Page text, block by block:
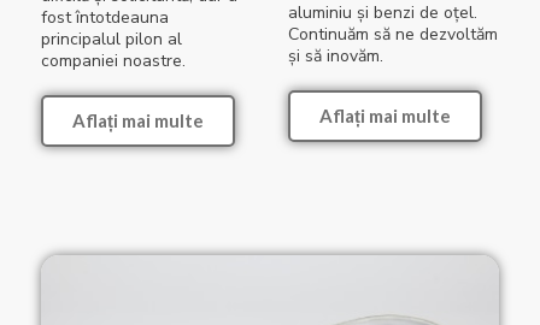
fost întotdeauna
principalul pilon al
companiei noastre.
Aflați mai multe
aluminiu și benzi de oțel.
Continuăm să ne dezvoltăm
și să inovăm.
Aflați mai multe